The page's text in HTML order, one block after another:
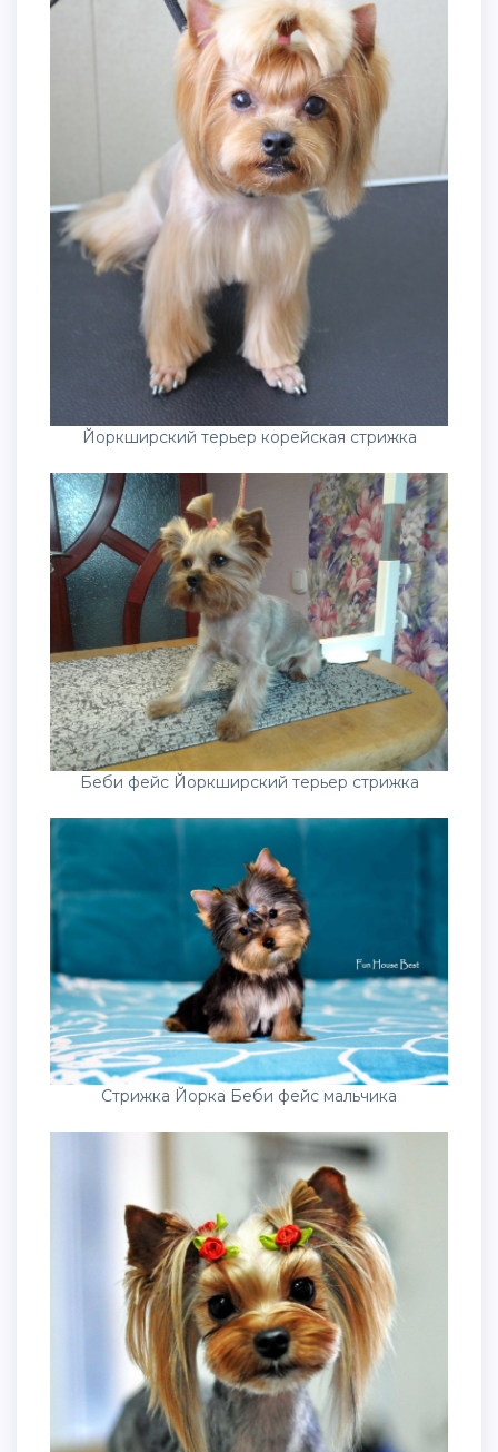
Йоркширский терьер корейская стрижка
Беби фейс Йоркширский терьер стрижка
Стрижка Йорка Беби фейс мальчика